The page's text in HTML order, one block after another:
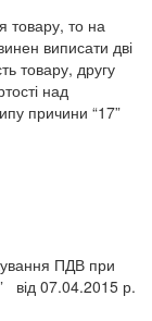
товару, то на
виписати дві
товару, другу
над
причини “17”
ПДВ при
від 07.04.2015 р.